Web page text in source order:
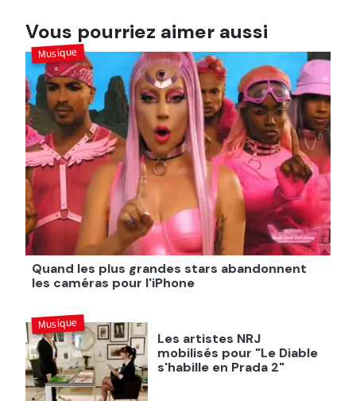
Vous pourriez aimer aussi
Quand les plus grandes stars abandonnent
les caméras pour l'iPhone
Musique
Les artistes NRJ
mobilisés pour "Le Diable
s'habille en Prada 2"
Musique